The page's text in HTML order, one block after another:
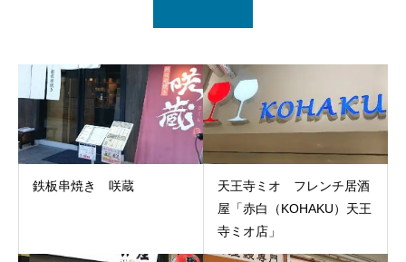
鉄板串焼き 咲蔵
天王寺ミオ フレンチ居酒
屋「赤白（KOHAKU）天王
寺ミオ店」